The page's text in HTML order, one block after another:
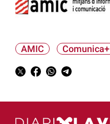
AMIC Comunica+